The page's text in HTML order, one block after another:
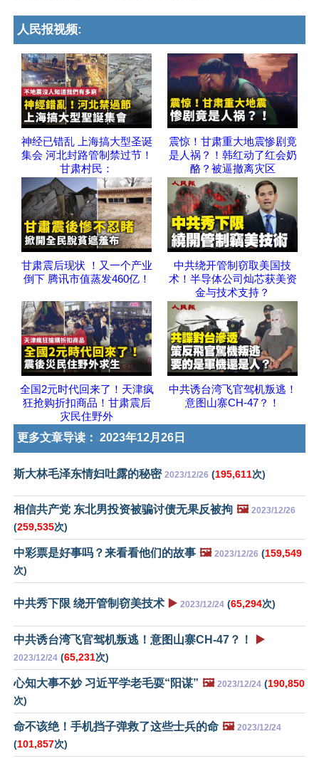
人民报视频:
神经已错乱 上海搞大型圣诞
集会 河北封路管制禁过节！
甘肃村民：
震惊！甘肃重大地震惨剧竟
是人祸？！韩红动了红会奶
酪？被逼撤离灾区
甘肃震后现状 ！又一个产业
倒下 腾讯市值蒸发460亿！
中共绕开管制窃取美国技
术！半导体公司灿芯获美资
金与技术支持？
全国2元时代回来了！天津疯
狂抢购折扣商品！甘肃震后
灾民住野外
中共诱台湾飞官驾机叛逃！
意图山寨CH-47？！
更多文章导读： 2023年12月26日
斯大林毛泽东情妇吐露的秘密 2023/12/26 (195,611次)
相信共产党 东北男投资被骗讨债无果反被拘 🖼️ 2023/12/26
(259,535次)
中彩票是好事吗？来看看他们的故事 🖼️ 2023/12/26 (159,549
次)
中共秀下限 绕开管制窃美技术 ▶️ 2023/12/24 (65,294次)
中共诱台湾飞官驾机叛逃！意图山寨CH-47？！ ▶️
2023/12/24 (65,231次)
心知大事不妙 习近平学老毛耍“阳谋” 🖼️ 2023/12/24 (190,850
次)
命不该绝！手机挡子弹救了这些士兵的命 🖼️ 2023/12/24
(101,857次)